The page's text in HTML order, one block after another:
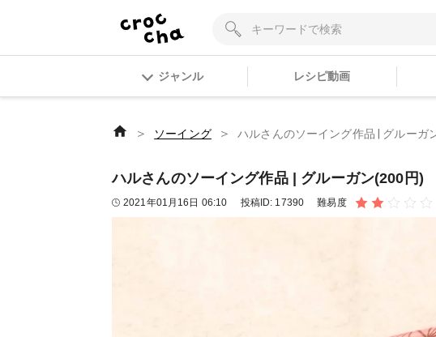
ジャンル レシピ動画
＞ ソーイング ＞ ハルさんのソーイング作品 | グルーガ
ハルさんのソーイング作品 | グルーガン(200円)
2021年01月16日 06:10 投稿ID: 17390 難易度